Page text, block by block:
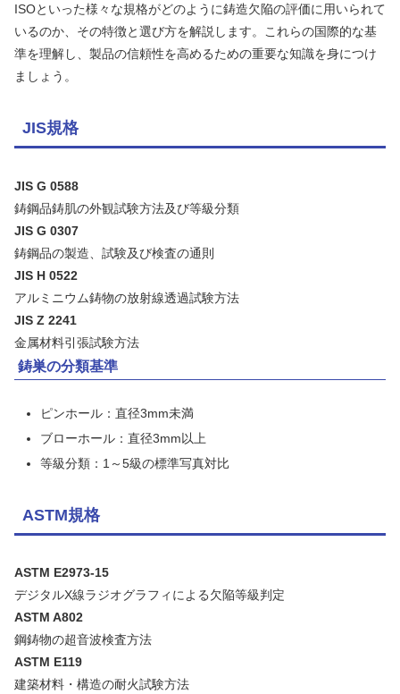
ISOといった様々な規格がどのように鋳造欠陥の評価に用いられて
いるのか、その特徴と選び方を解説します。これらの国際的な基
準を理解し、製品の信頼性を高めるための重要な知識を身につけ
ましょう。
JIS規格
JIS G 0588
鋳鋼品鋳肌の外観試験方法及び等級分類
JIS G 0307
鋳鋼品の製造、試験及び検査の通則
JIS H 0522
アルミニウム鋳物の放射線透過試験方法
JIS Z 2241
金属材料引張試験方法
鋳巣の分類基準
ピンホール：直径3mm未満
ブローホール：直径3mm以上
等級分類：1～5級の標準写真対比
ASTM規格
ASTM E2973-15
デジタルX線ラジオグラフィによる欠陥等級判定
ASTM A802
鋼鋳物の超音波検査方法
ASTM E119
建築材料・構造の耐火試験方法